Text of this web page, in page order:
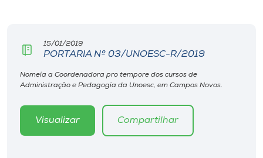
Rádio
15/01/2019
PORTARIA Nº 03/UNOESC-R/2019
Nomeia a Coordenadora pro tempore dos cursos de
Administração e Pedagogia da Unoesc, em Campos Novos.
Visualizar Compartilhar